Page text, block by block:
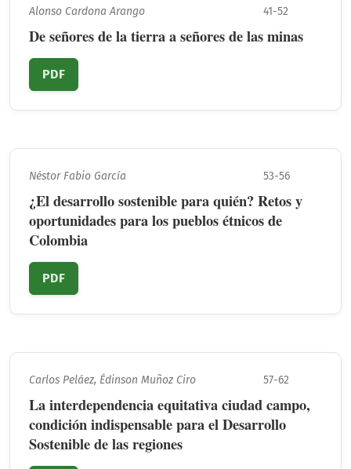
Alonso Cardona Arango 41-52
De señores de la tierra a señores de las minas
PDF
Néstor Fabio García 53-56
¿El desarrollo sostenible para quién? Retos y
oportunidades para los pueblos étnicos de
Colombia
PDF
Carlos Peláez, Édinson Muñoz Ciro 57-62
La interdependencia equitativa ciudad campo,
condición indispensable para el Desarrollo
Sostenible de las regiones